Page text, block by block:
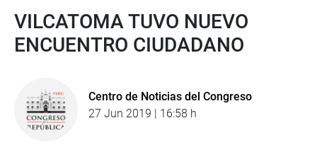
VILCATOMA TUVO NUEVO
ENCUENTRO CIUDADANO
Centro de Noticias del Congreso
27 Jun 2019 | 16:58 h